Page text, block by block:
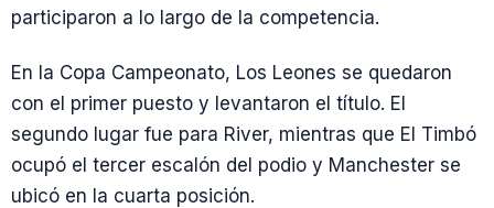
participaron a lo largo de la competencia.
En la Copa Campeonato, Los Leones se quedaron
con el primer puesto y levantaron el título. El
segundo lugar fue para River, mientras que El Timbó
ocupó el tercer escalón del podio y Manchester se
ubicó en la cuarta posición.